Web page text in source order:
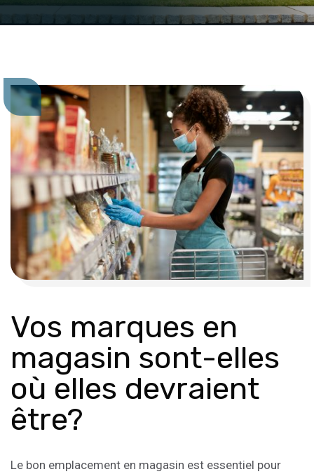
Vos marques en
magasin sont-elles
où elles devraient
être?
Le bon emplacement en magasin est essentiel pour